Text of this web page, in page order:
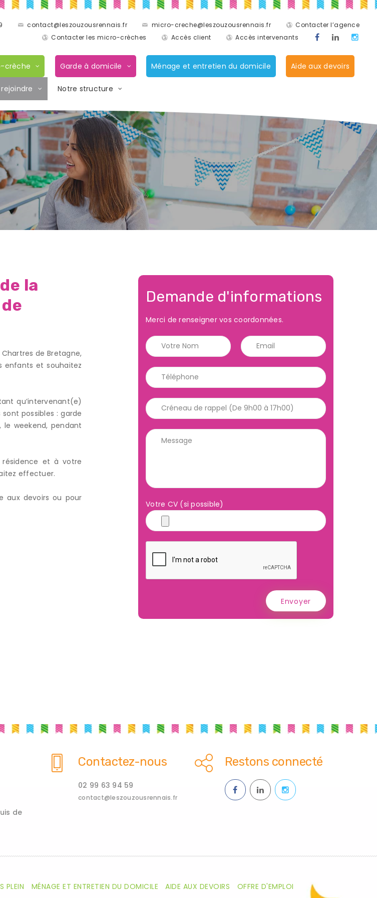
contact@leszouzousrennais.fr micro-creche@leszouzousrennais.fr
Contacter l’agence
Contacter les micro-crèches
Accès client Accès intervenants
crèche Garde à domicile Ménage et entretien du domicile Aide aux devoirs
Notre structure
la
de Bretagne,
enfants et souhaitez
qu’intervenant(e)
possibles : garde
weekend, pendant
résidence et à votre
effectuer.
aux devoirs ou pour
Demande d'informations
Merci de renseigner vos coordonnées.
Votre CV (si possible)
Envoyer
de
Contactez-nous
02 99 63 94 59
contact@leszouzousrennais.fr
Restons connecté
PLEIN MÉNAGE ET ENTRETIEN DU DOMICILE AIDE AUX DEVOIRS OFFRE D'EMPLOI